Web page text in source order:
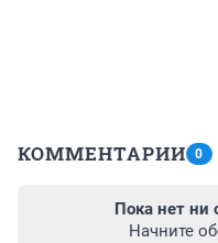
КОММЕНТАРИИ 0
Пока нет ни
Начните